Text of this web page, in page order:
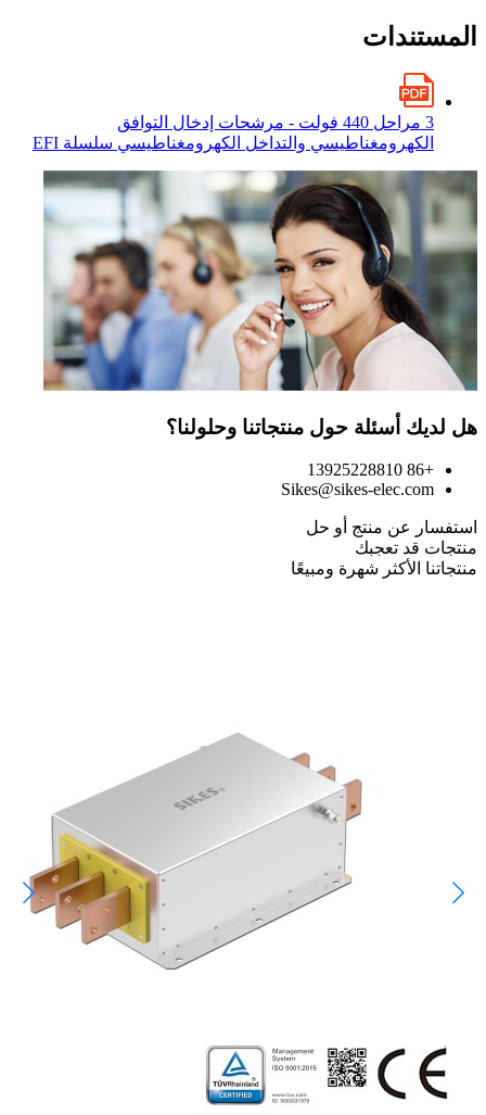
المستندات
3 مراحل 440 فولت - مرشحات إدخال التوافق
الكهرومغناطيسي والتداخل الكهرومغناطيسي سلسلة EFI
هل لديك أسئلة حول منتجاتنا وحلولنا؟
+86 13925228810
Sikes@sikes-elec.com
استفسار عن منتج أو حل
منتجات قد تعجبك
منتجاتنا الأكثر شهرة ومبيعًا